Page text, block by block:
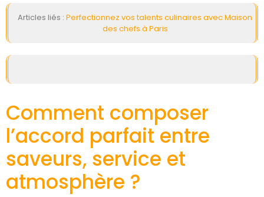
Articles liés : Perfectionnez vos talents culinaires avec Maison
des chefs à Paris
Comment composer
l’accord parfait entre
saveurs, service et
atmosphère ?